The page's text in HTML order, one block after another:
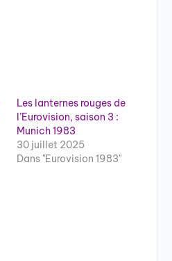
Les lanternes rouges de
l’Eurovision, saison 3 :
Munich 1983
30 juillet 2025
Dans "Eurovision 1983"